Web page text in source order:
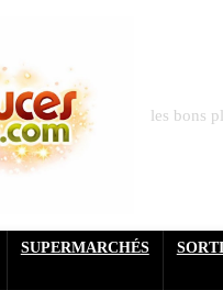
les bons
SUPERMARCHÉS